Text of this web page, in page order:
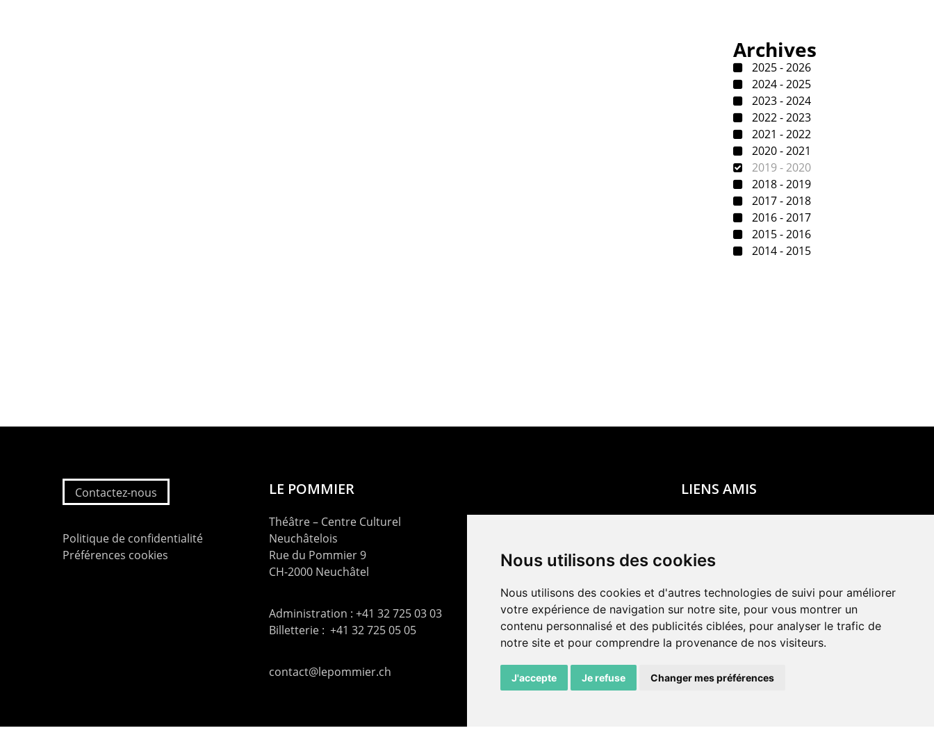
Nous utilisons des cookies
Nous utilisons des cookies et d'autres technologies de suivi pour améliorer
votre expérience de navigation sur notre site, pour vous montrer un
contenu personnalisé et des publicités ciblées, pour analyser le trafic de
notre site et pour comprendre la provenance de nos visiteurs.
J'accepte Je refuse Changer mes préférences
Archives
2025 - 2026
2024 - 2025
2023 - 2024
2022 - 2023
2021 - 2022
2020 - 2021
2019 - 2020
2018 - 2019
2017 - 2018
2016 - 2017
2015 - 2016
2014 - 2015
Contactez-nous
Politique de confidentialité
Préférences cookies
LE POMMIER
Théâtre – Centre Culturel
Neuchâtelois
Rue du Pommier 9
CH-2000 Neuchâtel
Administration : +41 32 725 03 03
Billetterie : +41 32 725 05 05
contact@lepommier.ch
LIENS AMIS